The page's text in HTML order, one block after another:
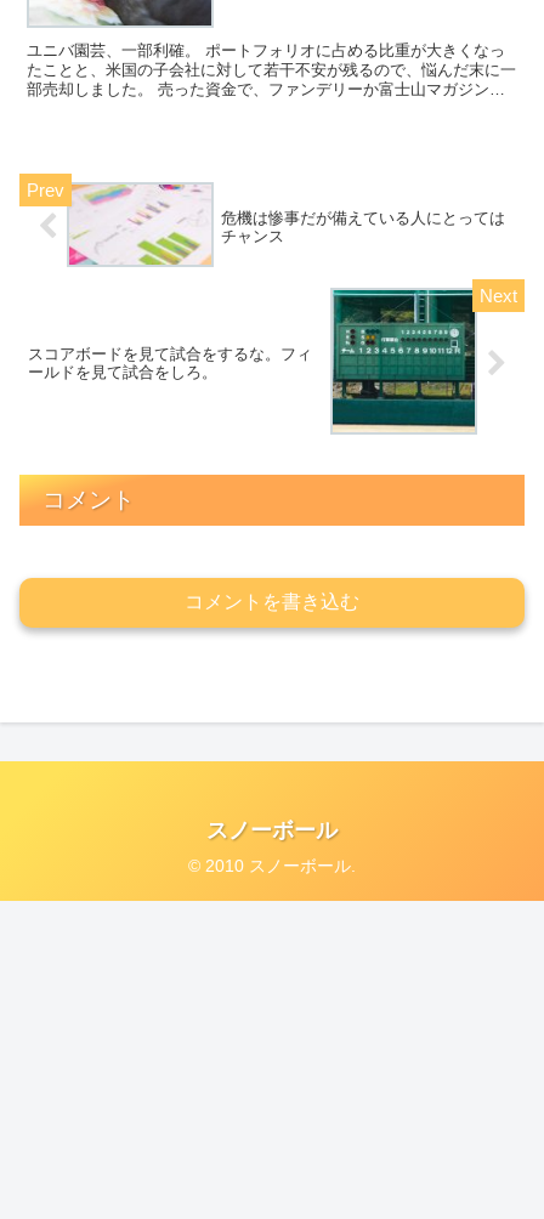
ユニバ園芸、一部利確。 ポートフォリオに占める比重が大きくなっ
たことと、米国の子会社に対して若干不安が残るので、悩んだ末に一
部売却しました。 売った資金で、ファンデリーか富士山マガジンサ
危機は惨事だが備えている人にとっては
チャンス
スコアボードを見て試合をするな。フィ
ールドを見て試合をしろ。
コメント
コメントを書き込む
スノーボール
© 2010 スノーボール.